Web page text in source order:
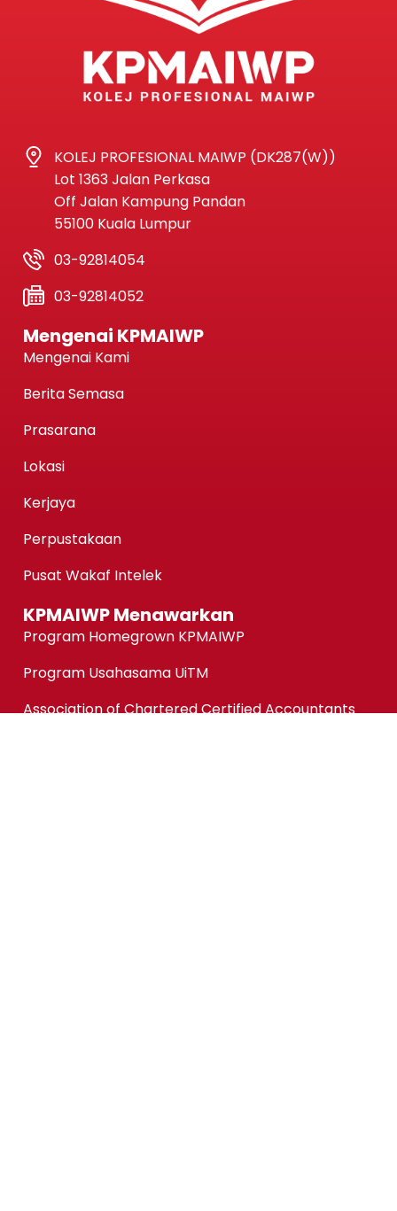
KOLEJ PROFESIONAL MAIWP (DK287(W))
Lot 1363 Jalan Perkasa
Off Jalan Kampung Pandan
55100 Kuala Lumpur
03-92814054
03-92814052
Mengenai KPMAIWP
Mengenai Kami
Berita Semasa
Prasarana
Lokasi
Kerjaya
Perpustakaan
Pusat Wakaf Intelek
KPMAIWP Menawarkan
Program Homegrown KPMAIWP
Program Usahasama UiTM
Association of Chartered Certified Accountants